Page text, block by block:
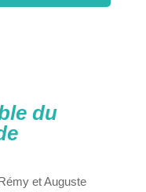
du
et Auguste